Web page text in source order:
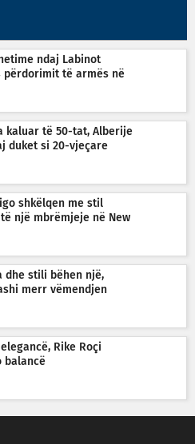
ndaj Labinot
përdorimit të armës në
kaluar të 50-tat, Alberije
duket si 20-vjeçare
shkëlqen me stil
një mbrëmjeje në New
dhe stili bëhen një,
merr vëmendjen
Rike Roçi
balancë